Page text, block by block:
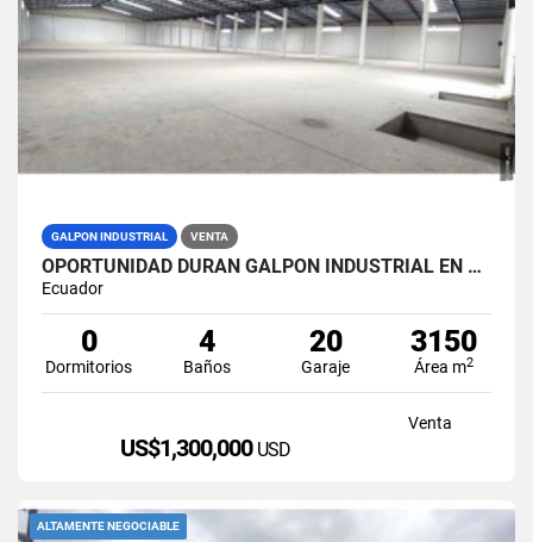
GALPON INDUSTRIAL VENTA
OPORTUNIDAD DURAN GALPON INDUSTRIAL EN VENTA LAS BRISAS
Ecuador
0
Dormitorios
4
Baños
20
Garaje
3150
Área m2
Venta
US$1,300,000 USD
ALTAMENTE NEGOCIABLE